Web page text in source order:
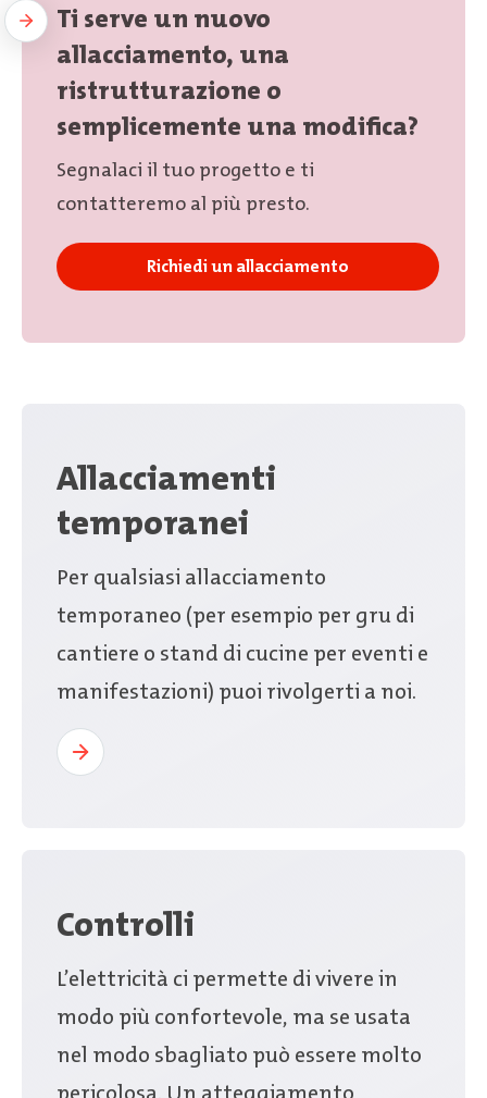
Ti serve un nuovo
allacciamento, una
ristrutturazione o
semplicemente una modifica?
Segnalaci il tuo progetto e ti
contatteremo al più presto.
Richiedi un allacciamento
Allacciamenti
temporanei
Per qualsiasi allacciamento
temporaneo (per esempio per gru di
cantiere o stand di cucine per eventi e
manifestazioni) puoi rivolgerti a noi.
Controlli
L’elettricità ci permette di vivere in
modo più confortevole, ma se usata
nel modo sbagliato può essere molto